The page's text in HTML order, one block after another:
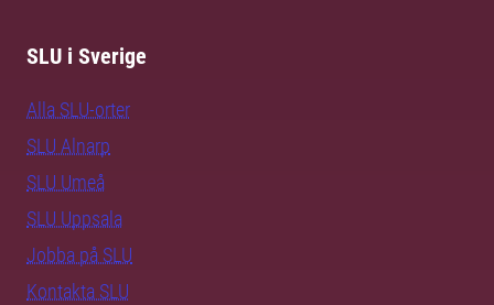
SLU i Sverige
Alla SLU-orter
SLU Alnarp
SLU Umeå
SLU Uppsala
Jobba på SLU
Kontakta SLU